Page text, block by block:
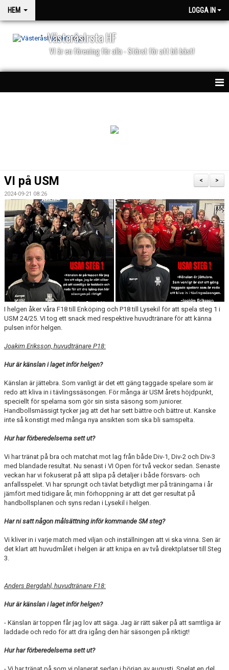
HEM LOGGA IN
VästeråsIrsta HF
VI är en förening för alla - Störst för att bli bäst!
MATCHER
>
<
VI på USM
2024-09-21 08:26
I helgen åker våra F18 till Enköping och P18 till Lysekil för att spela steg 1 i
USM 24/25. VI tog ett snack med respektive huvudtränare för att känna
pulsen inför helgen.
Joakim Eriksson, huvudtränare P18:
Hur är känslan i laget inför helgen?
Känslan är jättebra. Som vanligt är det ett gäng taggade spelare som är
redo att kliva in i tävlingssäsongen. För många är USM årets höjdpunkt,
speciellt för spelarna som gör sin sista säsong som juniorer.
Handbollsmässigt tycker jag att det har sett bättre och bättre ut. Kanske
inte så konstigt med många nya ansikten som ska bli samspelta.
Hur har förberedelserna sett ut?
Vi har tränat på bra och matchat mot lag från både Div-1, Div-2 och Div-3
med blandade resultat. Nu senast i VI Open för två veckor sedan. Senaste
veckan har vi fokuserat på att slipa på detaljer i både försvars- och
anfallsspelet. Vi har sprungit och tävlat betydligt mer på träningarna i år
jämfört med tidigare år, min förhoppning är att det ger resultat på
handbollsplanen och syns redan i Lysekil i helgen.
Har ni satt någon målsättning inför kommande SM steg?
Vi kliver in i varje match med viljan och inställningen att vi ska vinna. Sen är
det klart att huvudmålet i helgen är att knipa en av två direktplatser till Steg
3.
Anders Bergdahl, huvudtränare F18:
Hur är känslan i laget inför helgen?
- Känslan är toppen får jag lov att säga. Jag är rätt säker på att samtliga är
laddade och redo för att dra igång den här säsongen på riktigt!
Hur har förberedelserna sett ut?